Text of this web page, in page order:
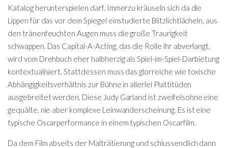
Katalog herunterspielen darf. Immerzu kräuseln sich da die
Lippen für das vor dem Spiegel einstudierte Blitzlichtlächeln, aus
den tränenfeuchten Augen muss die große Traurigkeit
schwappen. Das Capital-A-Acting, das die Rolle ihr abverlangt,
wird vom Drehbuch eher halbherzig als Spiel-im-Spiel-Darbietung
kontextualisiert. Stattdessen muss das glorreiche wie toxische
Abhängigkeitsverhältnis zur Bühne in allerlei Plattitüden
ausgebreitet werden. Diese Judy Garland ist zweifelsohne eine
gequälte, nie aber komplexe Leinwanderscheinung. Es ist eine
typische Oscarperformance in einem typischen Oscarfilm.
Da dem Film abseits der Malträtierung und schlussendlich dann